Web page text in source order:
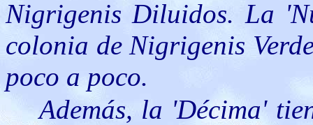
Nigrigenis Diluidos. La
colonia de Nigrigenis
poco a poco.
Además, la 'Décima'